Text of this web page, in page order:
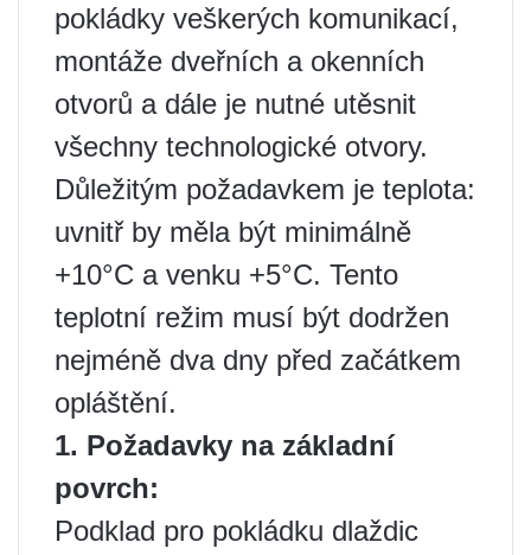
pokládky veškerých komunikací,
montáže dveřních a okenních
otvorů a dále je nutné utěsnit
všechny technologické otvory.
Důležitým požadavkem je teplota:
uvnitř by měla být minimálně
+10°C a venku +5°C. Tento
teplotní režim musí být dodržen
nejméně dva dny před začátkem
opláštění.
1. Požadavky na základní
povrch:
Podklad pro pokládku dlaždic